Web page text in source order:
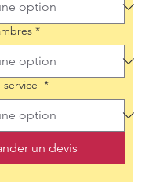
*
*
un devis